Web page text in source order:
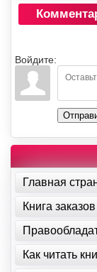
Войдите:
Главная
Книга заказов
Как читать